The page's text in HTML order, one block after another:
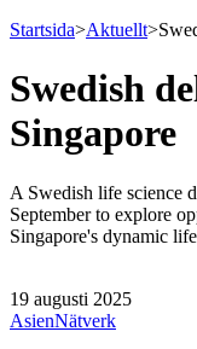
Startsida>Aktuellt>
Swedish
Singapore
A Swedish life science
September to explore
Singapore's dynamic
19 augusti 2025
AsienNätverk